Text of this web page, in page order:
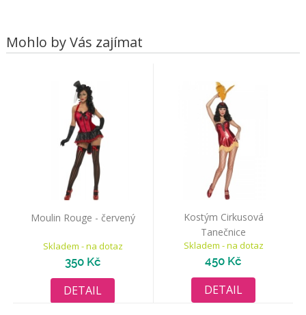
Mohlo by Vás zajímat
Moulin Rouge - červený
Skladem - na dotaz
350 Kč
DETAIL
Kostým Cirkusová
Tanečnice
Skladem - na dotaz
450 Kč
DETAIL